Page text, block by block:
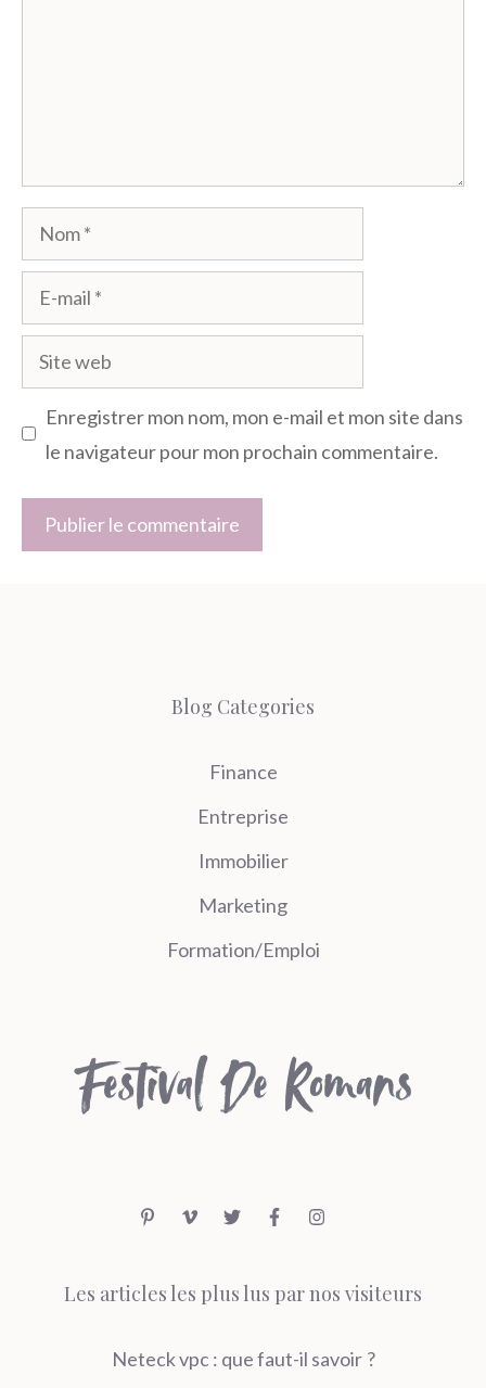
Nom
mail
Site
web
Enregistrer mon nom, mon e-mail et mon site dans
le navigateur pour mon prochain commentaire.
Blog Categories
Finance
Entreprise
Immobilier
Marketing
Formation/Emploi
Les articles les plus lus par nos visiteurs
Neteck vpc : que faut-il savoir ?